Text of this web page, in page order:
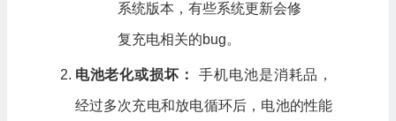
系统版本，有些系统更新会修
复充电相关的bug。
电池老化或损坏： 手机电池是消耗品，
经过多次充电和放电循环后，电池的性能